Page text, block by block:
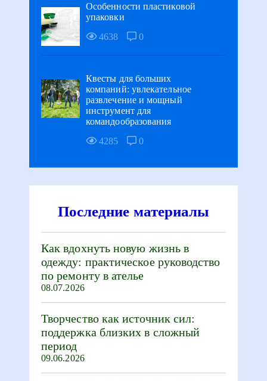
Особенности пластиковой
упаковки
4638
0
Квесты для больших
компаний: увлекательное
развлечение и мощный
инструмент для
командообразования
4285
0
Последние материалы
Как вдохнуть новую жизнь в
одежду: практическое руководство
по ремонту в ателье
08.07.2026
Творчество как источник сил:
поддержка близких в сложный
период
09.06.2026